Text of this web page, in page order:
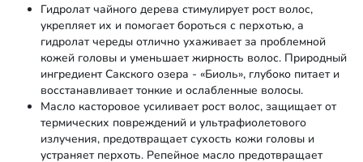
Гидролат чайного дерева стимулирует рост волос,
укрепляет их и помогает бороться с перхотью, а
гидролат череды отлично ухаживает за проблемной
кожей головы и уменьшает жирность волос. Природный
ингредиент Сакского озера - «Биоль», глубоко питает и
восстанавливает тонкие и ослабленные волосы.
Масло касторовое усиливает рост волос, защищает от
термических повреждений и ультрафиолетового
излучения, предотвращает сухость кожи головы и
устраняет перхоть. Репейное масло предотвращает